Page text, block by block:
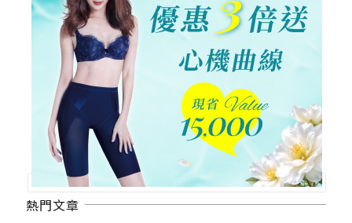
熱門文章